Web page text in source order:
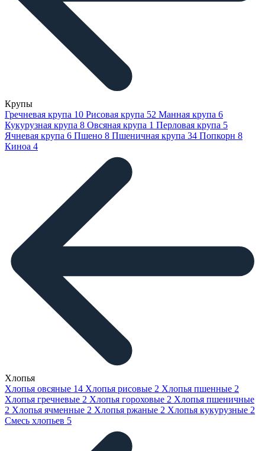
Крупы
Гречневая крупа 10 Рисовая крупа 52 Манная крупа 6
Кукурузная крупа 8 Овсяная крупа 1 Перловая крупа 5
Ячневая крупа 6 Пшено 8 Пшеничная крупа 34 Попкорн 8
Киноа 4
Хлопья
Хлопья овсяные 14 Хлопья рисовые 2 Хлопья пшенные 2
Хлопья гречневые 2 Хлопья гороховые 2 Хлопья пшеничные
2 Хлопья ячменные 2 Хлопья ржаные 2 Хлопья кукурузные 2
Смесь хлопьев 5